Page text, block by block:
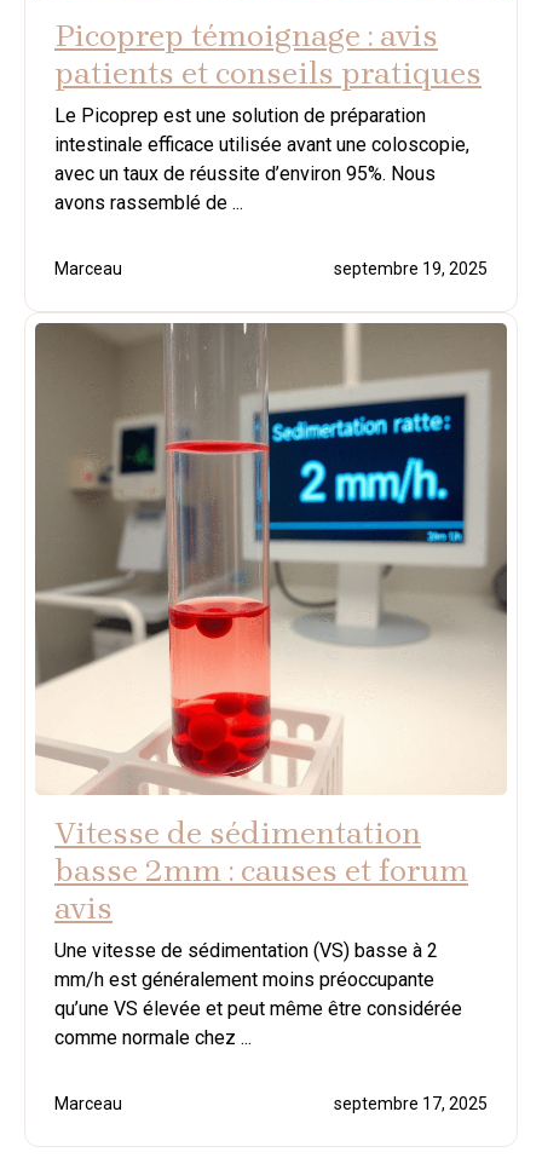
Picoprep témoignage : avis
patients et conseils pratiques
Le Picoprep est une solution de préparation
intestinale efficace utilisée avant une coloscopie,
avec un taux de réussite d’environ 95%. Nous
avons rassemblé de ...
Marceau septembre 19, 2025
Vitesse de sédimentation
basse 2mm : causes et forum
avis
Une vitesse de sédimentation (VS) basse à 2
mm/h est généralement moins préoccupante
qu’une VS élevée et peut même être considérée
comme normale chez ...
Marceau septembre 17, 2025